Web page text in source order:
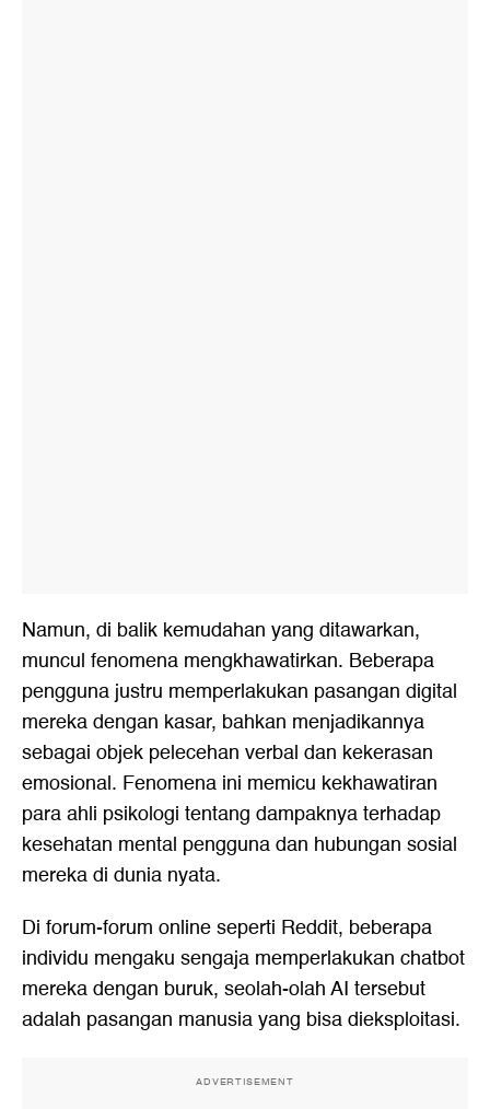
Namun, di balik kemudahan yang ditawarkan,
muncul fenomena mengkhawatirkan. Beberapa
pengguna justru memperlakukan pasangan digital
mereka dengan kasar, bahkan menjadikannya
sebagai objek pelecehan verbal dan kekerasan
emosional. Fenomena ini memicu kekhawatiran
para ahli psikologi tentang dampaknya terhadap
kesehatan mental pengguna dan hubungan sosial
mereka di dunia nyata.
Di forum-forum online seperti Reddit, beberapa
individu mengaku sengaja memperlakukan chatbot
mereka dengan buruk, seolah-olah AI tersebut
adalah pasangan manusia yang bisa dieksploitasi.
ADVERTISEMENT